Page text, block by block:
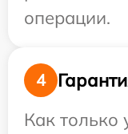
операции.
4
Как только